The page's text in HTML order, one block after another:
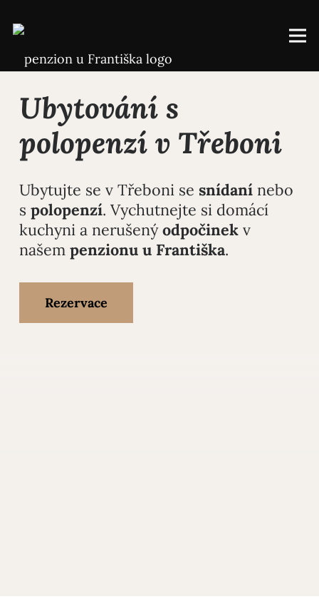
Ubytování s
polopenzí v Třeboni
Ubytujte se v Třeboni se snídaní nebo
s polopenzí. Vychutnejte si domácí
kuchyni a nerušenýodpočinek v
našem penzionu u Františka.
Rezervace